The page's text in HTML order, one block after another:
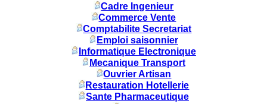
Cadre Ingenieur
Commerce Vente
Comptabilite Secretariat
Emploi saisonnier
Informatique Electronique
Mecanique Transport
Ouvrier Artisan
Restauration Hotellerie
Sante Pharmaceutique